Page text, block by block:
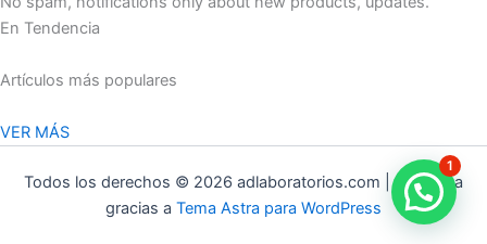
En Tendencia
Artículos más populares
VER MÁS
Todos los derechos © 2026 adlaboratorios.com | Funciona
gracias a Tema Astra para WordPress
1